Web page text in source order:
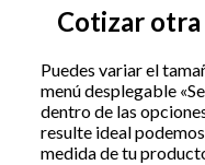
Cotizar otra
Puedes variar el
menú desplegable
dentro de las
resulte ideal
medida de tu